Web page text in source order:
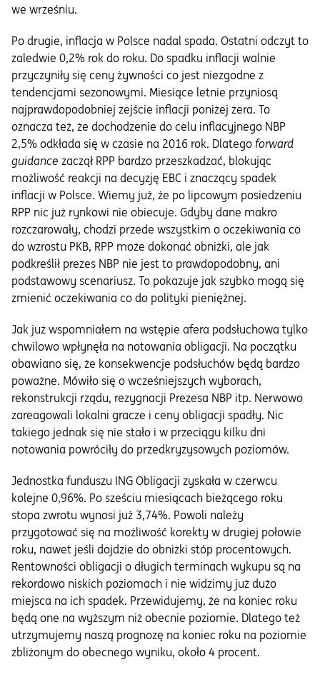
we wrześniu.
Po drugie, inflacja w Polsce nadal spada. Ostatni odczyt to
zaledwie 0,2% rok do roku. Do spadku inflacji walnie
przyczyniły się ceny żywności co jest niezgodne z
tendencjami sezonowymi. Miesiące letnie przyniosą
najprawdopodobniej zejście inflacji poniżej zera. To
oznacza też, że dochodzenie do celu inflacyjnego NBP
2,5% odkłada się w czasie na 2016 rok. Dlatego forward
guidance zaczął RPP bardzo przeszkadzać, blokując
możliwość reakcji na decyzję EBC i znaczący spadek
inflacji w Polsce. Wiemy już, że po lipcowym posiedzeniu
RPP nic już rynkowi nie obiecuje. Gdyby dane makro
rozczarowały, chodzi przede wszystkim o oczekiwania co
do wzrostu PKB, RPP może dokonać obniżki, ale jak
podkreślił prezes NBP nie jest to prawdopodobny, ani
podstawowy scenariusz. To pokazuje jak szybko mogą się
zmienić oczekiwania co do polityki pieniężnej.
Jak już wspomniałem na wstępie afera podsłuchowa tylko
chwilowo wpłynęła na notowania obligacji. Na początku
obawiano się, że konsekwencje podsłuchów będą bardzo
poważne. Mówiło się o wcześniejszych wyborach,
rekonstrukcji rządu, rezygnacji Prezesa NBP itp. Nerwowo
zareagowali lokalni gracze i ceny obligacji spadły. Nic
takiego jednak się nie stało i w przeciągu kilku dni
notowania powróciły do przedkryzysowych poziomów.
Jednostka funduszu ING Obligacji zyskała w czerwcu
kolejne 0,96%. Po sześciu miesiącach bieżącego roku
stopa zwrotu wynosi już 3,74%. Powoli należy
przygotować się na możliwość korekty w drugiej połowie
roku, nawet jeśli dojdzie do obniżki stóp procentowych.
Rentowności obligacji o długich terminach wykupu są na
rekordowo niskich poziomach i nie widzimy już dużo
miejsca na ich spadek. Przewidujemy, że na koniec roku
będą one na wyższym niż obecnie poziomie. Dlatego też
utrzymujemy naszą prognozę na koniec roku na poziomie
zbliżonym do obecnego wyniku, około 4 procent.